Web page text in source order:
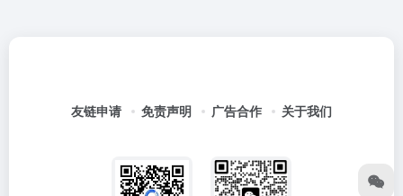
友链申请 免责声明 广告合作 关于我们